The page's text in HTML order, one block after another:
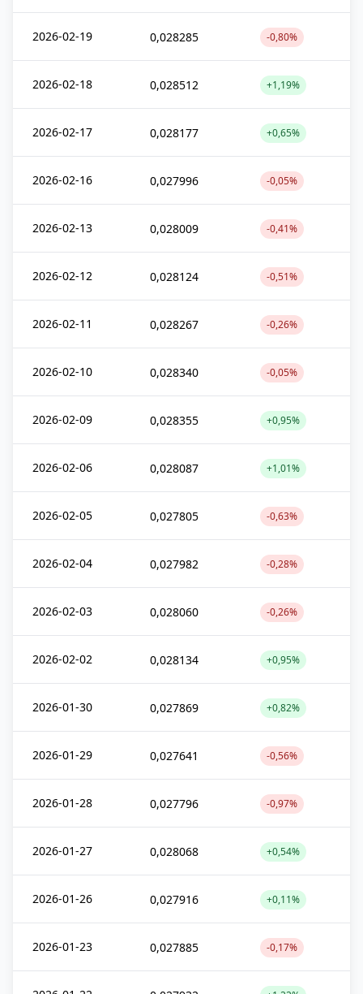
2026-02-19 0,028285 -0,80%
2026-02-18 0,028512 +1,19%
2026-02-17 0,028177 +0,65%
2026-02-16 0,027996 -0,05%
2026-02-13 0,028009 -0,41%
2026-02-12 0,028124 -0,51%
2026-02-11 0,028267 -0,26%
2026-02-10 0,028340 -0,05%
2026-02-09 0,028355 +0,95%
2026-02-06 0,028087 +1,01%
2026-02-05 0,027805 -0,63%
2026-02-04 0,027982 -0,28%
2026-02-03 0,028060 -0,26%
2026-02-02 0,028134 +0,95%
2026-01-30 0,027869 +0,82%
2026-01-29 0,027641 -0,56%
2026-01-28 0,027796 -0,97%
2026-01-27 0,028068 +0,54%
2026-01-26 0,027916 +0,11%
2026-01-23 0,027885 -0,17%